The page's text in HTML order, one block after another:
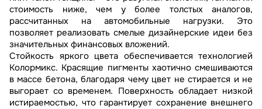
стоимость ниже, чем у более толстых аналогов,
рассчитанных на автомобильные нагрузки. Это
позволяет реализовать смелые дизайнерские идеи без
значительных финансовых вложений.
Стойкость яркого цвета обеспечивается технологией
Колормикс. Красящие пигменты хаотично смешиваются
в массе бетона, благодаря чему цвет не стирается и не
выгорает со временем. Поверхность обладает низкой
истираемостью, что гарантирует сохранение внешнего